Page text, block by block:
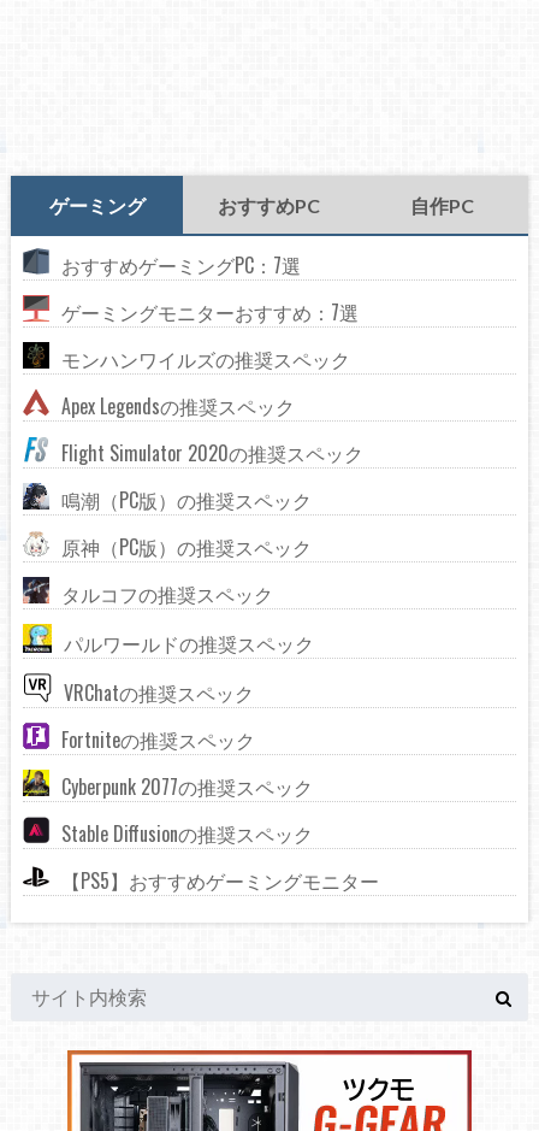
ゲーミング おすすめPC 自作PC
おすすめゲーミングPC：7選
ゲーミングモニターおすすめ：7選
モンハンワイルズの推奨スペック
Apex Legendsの推奨スペック
Flight Simulator 2020の推奨スペック
鳴潮（PC版）の推奨スペック
原神（PC版）の推奨スペック
タルコフの推奨スペック
パルワールドの推奨スペック
VRChatの推奨スペック
Fortniteの推奨スペック
Cyberpunk 2077の推奨スペック
Stable Diffusionの推奨スペック
【PS5】おすすめゲーミングモニター